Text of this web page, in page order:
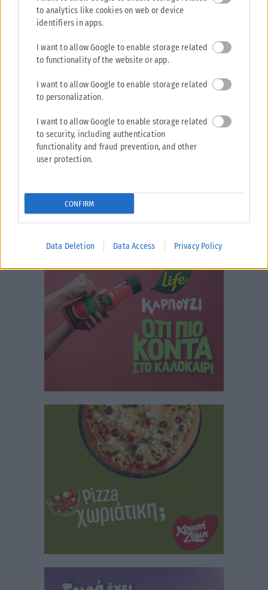
to analytics like cookies on web or device
identifiers in apps.
I want to allow Google to enable storage related
to functionality of the website or app.
I want to allow Google to enable storage related
to personalization.
I want to allow Google to enable storage related
to security, including authentication
functionality and fraud prevention, and other
user protection.
CONFIRM
Data Deletion Data Access Privacy Policy
ΕΛΛΆΔΑ
αρωγή προς τους πυρόπληκτους
Σε εξέλιξη βρίσκονται οι διαδικασίες κρατικής αρωγής για τις περιοχές
που επλήγησαν από τις πρόσφατες πυρκαγιές, με τις αρμόδιες αρχές...
ΑΝΑΡΤΉΘΗΚΕ ΑΠΌKARFITSANEWS